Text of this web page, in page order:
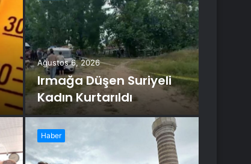
Ağustos 6, 2026
Irmağa Düşen Suriyeli
Kadın Kurtarıldı
Haber